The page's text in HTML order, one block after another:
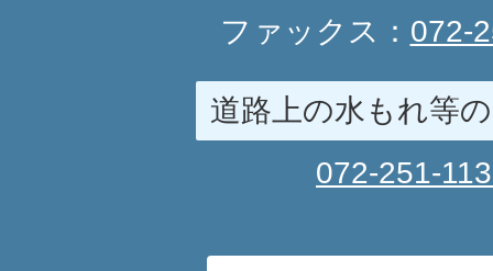
ファックス： 072-
道路上の水もれ等
072-251-